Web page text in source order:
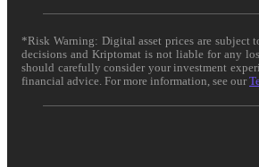
*Risk Warning: Digital asset prices are
decisions and Kriptomat is not liable for any
should carefully consider your investment
financial advice. For more information, see our